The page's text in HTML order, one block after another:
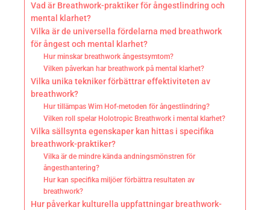
Vad är Breathwork-praktiker för ångestlindring och
mental klarhet?
Vilka är de universella fördelarna med breathwork
för ångest och mental klarhet?
Hur minskar breathwork ångestsymtom?
Vilken påverkan har breathwork på mental klarhet?
Vilka unika tekniker förbättrar effektiviteten av
breathwork?
Hur tillämpas Wim Hof-metoden för ångestlindring?
Vilken roll spelar Holotropic Breathwork i mental klarhet?
Vilka sällsynta egenskaper kan hittas i specifika
breathwork-praktiker?
Vilka är de mindre kända andningsmönstren för
ångesthantering?
Hur kan specifika miljöer förbättra resultaten av
breathwork?
Hur påverkar kulturella uppfattningar breathwork-